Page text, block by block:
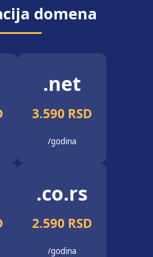
domena
.net
3.590 RSD
/godina
.co.rs
2.590 RSD
/godina